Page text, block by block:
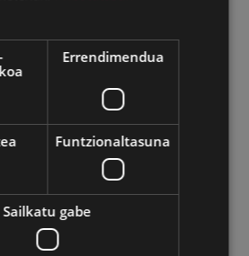
ordutegiak egokitu
lanak egiteko
Errendimendua
Funtzionaltasuna
Sailkatu gabe